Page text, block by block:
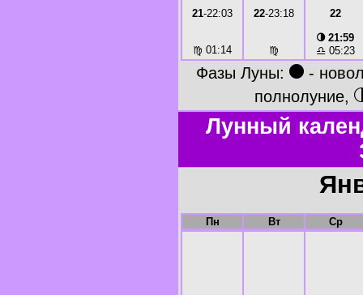
21-22:03
♍ 01:14
22-23:18
♍
22
◑21:59
♎ 05:23
Фазы Луны: ● -
полнолуние,
Лунный
Пн Вт Ср